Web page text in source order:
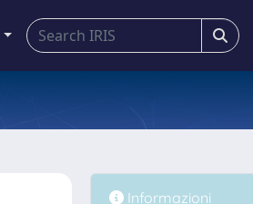
Informazioni